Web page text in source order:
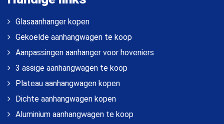
Glasaanhanger kopen
Gekoelde aanhangwagen te koop
Aanpassingen aanhanger voor hoveniers
3 assige aanhangwagen te koop
Plateau aanhangwagen kopen
Dichte aanhangwagen kopen
Aluminium aanhangwagen te koop